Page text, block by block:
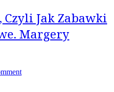
Jak Zabawki
Margery